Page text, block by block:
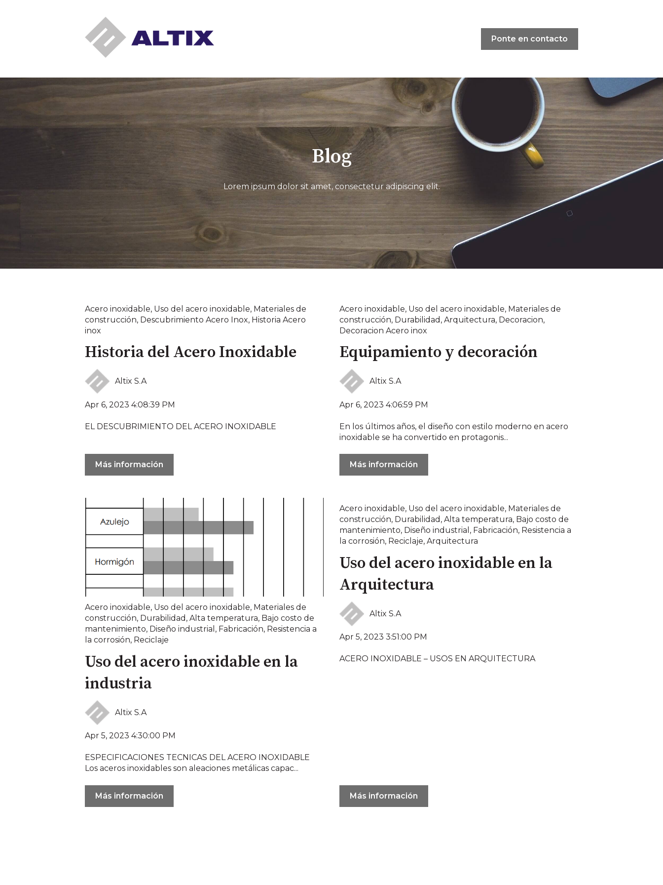
Ponte en contacto
Blog
Lorem ipsum dolor sit amet, consectetur adipiscing elit.
Acero inoxidable, Uso del acero inoxidable, Materiales de
construcción, Descubrimiento Acero Inox, Historia Acero
inox
Historia del Acero Inoxidable
Altix S.A
Apr 6, 2023 4:08:39 PM
EL DESCUBRIMIENTO DEL ACERO INOXIDABLE
Más información
Acero inoxidable, Uso del acero inoxidable, Materiales de
construcción, Durabilidad , Arquitectura, Decoracion,
Decoracion Acero inox
Equipamiento y decoración
Altix S.A
Apr 6, 2023 4:06:59 PM
En los últimos años, el diseño con estilo moderno en acero
inoxidable se ha convertido en protagonis...
Más información
Acero inoxidable, Uso del acero inoxidable, Materiales de
construcción, Durabilidad , Alta temperatura, Bajo costo de
mantenimiento, Diseño industrial , Fabricación, Resistencia a
la corrosión, Reciclaje
Uso del acero inoxidable en la
industria
Altix S.A
Apr 5, 2023 4:30:00 PM
ESPECIFICACIONES TECNICAS DEL ACERO INOXIDABLE
Los aceros inoxidables son aleaciones metálicas capac...
Más información
Acero inoxidable, Uso del acero inoxidable, Materiales de
construcción, Durabilidad , Alta temperatura, Bajo costo de
mantenimiento, Diseño industrial , Fabricación, Resistencia a
la corrosión, Reciclaje, Arquitectura
Uso del acero inoxidable en la
Arquitectura
Altix S.A
Apr 5, 2023 3:51:00 PM
ACERO INOXIDABLE – USOS EN ARQUITECTURA
Más información